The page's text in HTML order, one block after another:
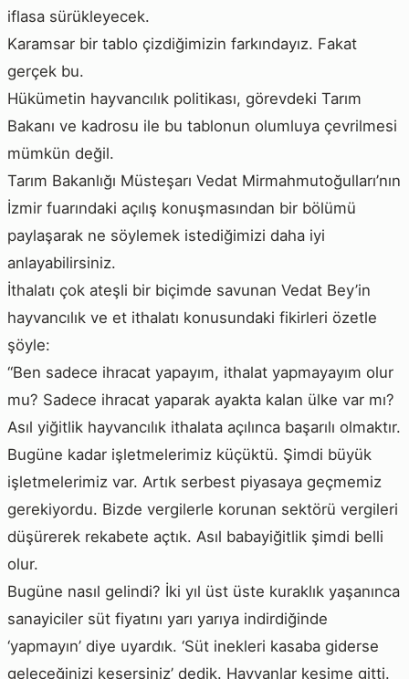
iflasa sürükleyecek.
Karamsar bir tablo çizdiğimizin farkındayız. Fakat
gerçek bu.
Hükümetin hayvancılık politikası, görevdeki Tarım
Bakanı ve kadrosu ile bu tablonun olumluya çevrilmesi
mümkün değil.
Tarım Bakanlığı Müsteşarı Vedat Mirmahmutoğulları’nın
İzmir fuarındaki açılış konuşmasından bir bölümü
paylaşarak ne söylemek istediğimizi daha iyi
anlayabilirsiniz.
İthalatı çok ateşli bir biçimde savunan Vedat Bey’in
hayvancılık ve et ithalatı konusundaki fikirleri özetle
şöyle:
“Ben sadece ihracat yapayım, ithalat yapmayayım olur
mu? Sadece ihracat yaparak ayakta kalan ülke var mı?
Asıl yiğitlik hayvancılık ithalata açılınca başarılı olmaktır.
Bugüne kadar işletmelerimiz küçüktü. Şimdi büyük
işletmelerimiz var. Artık serbest piyasaya geçmemiz
gerekiyordu. Bizde vergilerle korunan sektörü vergileri
düşürerek rekabete açtık. Asıl babayiğitlik şimdi belli
olur.
Bugüne nasıl gelindi? İki yıl üst üste kuraklık yaşanınca
sanayiciler süt fiyatını yarı yarıya indirdiğinde
‘yapmayın’ diye uyardık. ‘Süt inekleri kasaba giderse
geleceğinizi kesersiniz’ dedik. Hayvanlar kesime gitti.